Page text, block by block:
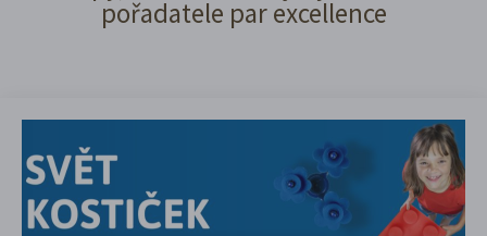
pořadatele par excellence